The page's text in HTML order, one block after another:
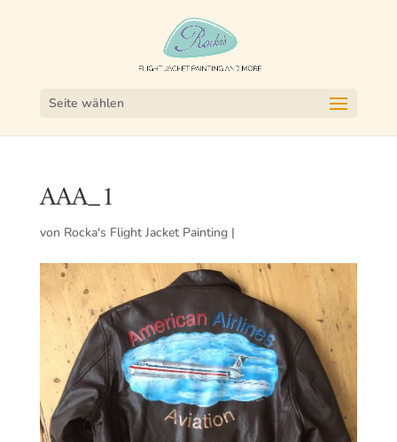
Seite wählen
AAA_1
von Rocka's Flight Jacket Painting|